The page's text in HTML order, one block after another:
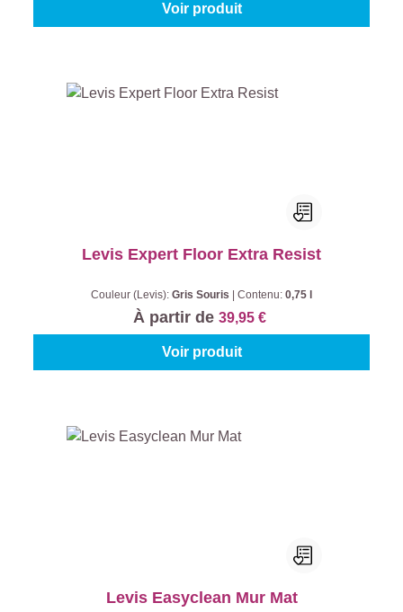
Voir produit
Levis Expert Floor Extra Resist
Couleur (Levis): Gris Souris Contenu: 0,75 l
À partir de 39,95 €
Voir produit
Levis Easyclean Mur Mat